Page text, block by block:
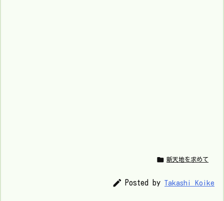
 新天地を求めて
 Posted by Takashi Koike